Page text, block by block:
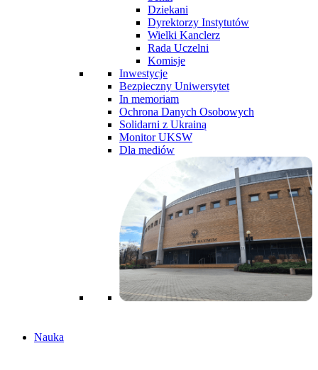
Dziekani
Dyrektorzy Instytutów
Wielki Kanclerz
Rada Uczelni
Komisje
Inwestycje
Bezpieczny Uniwersytet
In memoriam
Ochrona Danych Osobowych
Solidarni z Ukrainą
Monitor UKSW
Dla mediów
Nauka